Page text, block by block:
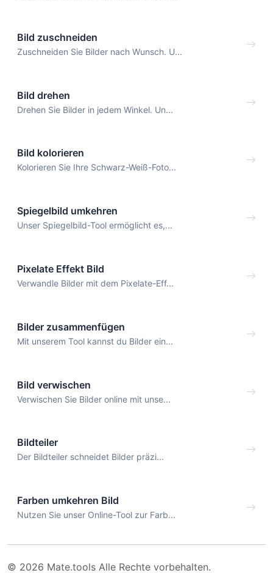
Bild zuschneiden
Zuschneiden Sie Bilder nach Wunsch. U...
Bild drehen
Drehen Sie Bilder in jedem Winkel. Un...
Bild kolorieren
Kolorieren Sie Ihre Schwarz-Weiß-Foto...
Spiegelbild umkehren
Unser Spiegelbild-Tool ermöglicht es,...
Pixelate Effekt Bild
Verwandle Bilder mit dem Pixelate-Eff...
Bilder zusammenfügen
Mit unserem Tool kannst du Bilder ein...
Bild verwischen
Verwischen Sie Bilder online mit unse...
Bildteiler
Der Bildteiler schneidet Bilder präzi...
Farben umkehren Bild
Nutzen Sie unser Online-Tool zur Farb...
© 2026 Mate.tools Alle Rechte vorbehalten.